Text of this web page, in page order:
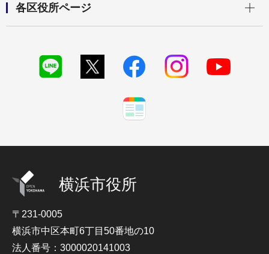
各区役所ページ
横浜市役所
〒231-0005
横浜市中区本町6丁目50番地の10
法人番号：3000020141003